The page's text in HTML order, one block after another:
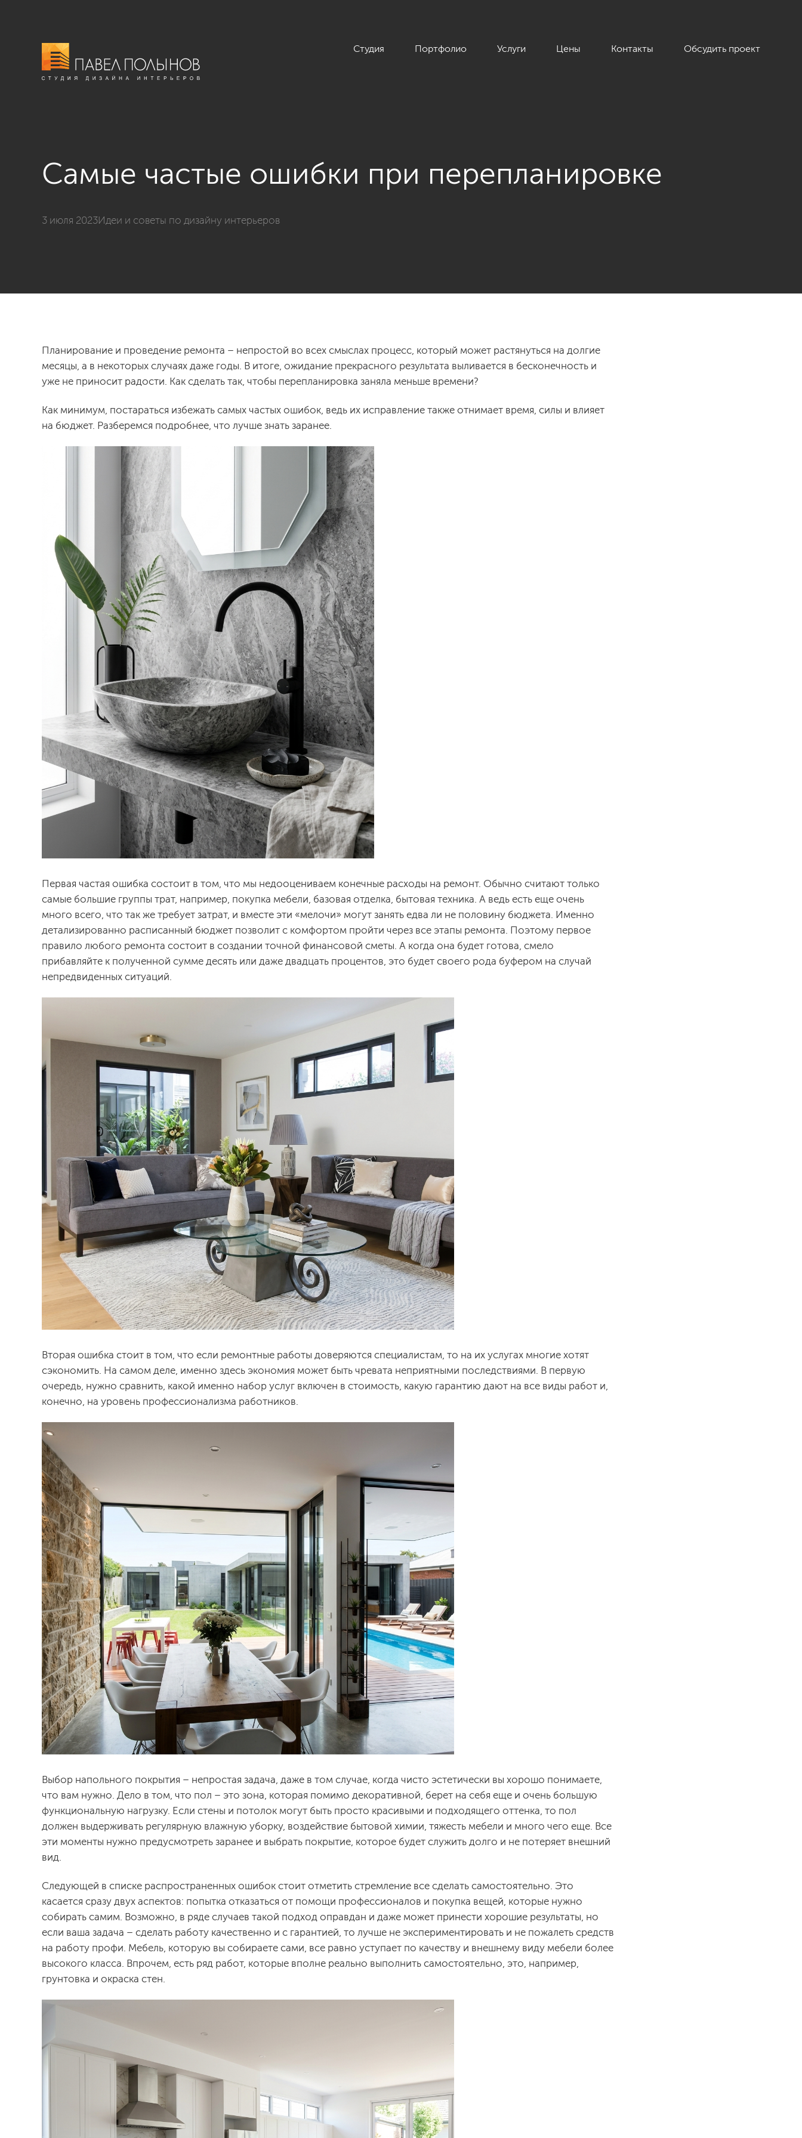
Студия Портфолио Услуги Цены Контакты Обсудить проект
Самые частые ошибки при перепланировке
3 июля 2023Идеи и советы по дизайну интерьеров
Планирование и проведение ремонта – непростой во всех смыслах процесс, который может растянуться на долгие
месяцы, а в некоторых случаях даже годы. В итоге, ожидание прекрасного результата выливается в бесконечность и
уже не приносит радости. Как сделать так, чтобы перепланировка заняла меньше времени?
Как минимум, постараться избежать самых частых ошибок, ведь их исправление также отнимает время, силы и влияет
на бюджет. Разберемся подробнее, что лучше знать заранее.
Первая частая ошибка состоит в том, что мы недооцениваем конечные расходы на ремонт. Обычно считают только
самые большие группы трат, например, покупка мебели, базовая отделка, бытовая техника. А ведь есть еще очень
много всего, что так же требует затрат, и вместе эти «мелочи» могут занять едва ли не половину бюджета. Именно
детализированно расписанный бюджет позволит с комфортом пройти через все этапы ремонта. Поэтому первое
правило любого ремонта состоит в создании точной финансовой сметы. А когда она будет готова, смело
прибавляйте к полученной сумме десять или даже двадцать процентов, это будет своего рода буфером на случай
непредвиденных ситуаций.
Вторая ошибка стоит в том, что если ремонтные работы доверяются специалистам, то на их услугах многие хотят
сэкономить. На самом деле, именно здесь экономия может быть чревата неприятными последствиями. В первую
очередь, нужно сравнить, какой именно набор услуг включен в стоимость, какую гарантию дают на все виды работ и,
конечно, на уровень профессионализма работников.
Выбор напольного покрытия – непростая задача, даже в том случае, когда чисто эстетически вы хорошо понимаете,
что вам нужно. Дело в том, что пол – это зона, которая помимо декоративной, берет на себя еще и очень большую
функциональную нагрузку. Если стены и потолок могут быть просто красивыми и подходящего оттенка, то пол
должен выдерживать регулярную влажную уборку, воздействие бытовой химии, тяжесть мебели и много чего еще. Все
эти моменты нужно предусмотреть заранее и выбрать покрытие, которое будет служить долго и не потеряет внешний
вид.
Следующей в списке распространенных ошибок стоит отметить стремление все сделать самостоятельно. Это
касается сразу двух аспектов: попытка отказаться от помощи профессионалов и покупка вещей, которые нужно
собирать самим. Возможно, в ряде случаев такой подход оправдан и даже может принести хорошие результаты, но
если ваша задача – сделать работу качественно и с гарантией, то лучше не экспериментировать и не пожалеть средств
на работу профи. Мебель, которую вы собираете сами, все равно уступает по качеству и внешнему виду мебели более
высокого класса. Впрочем, есть ряд работ, которые вполне реально выполнить самостоятельно, это, например,
грунтовка и окраска стен.